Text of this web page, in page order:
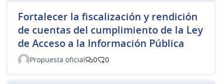
Fortalecer la fiscalización y rendición
de cuentas del cumplimiento de la Ley
de Acceso a la Información Pública
Propuesta oficial 0 0